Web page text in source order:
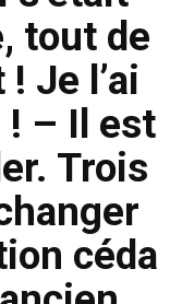
tout de
Je l’ai
! – Il est
Trois
céda